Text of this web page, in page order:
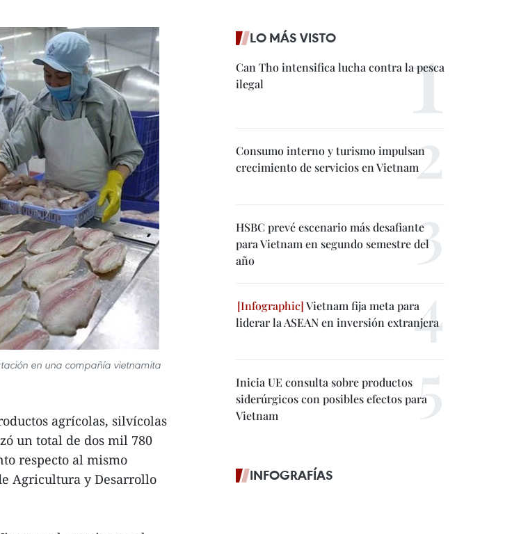
en una compañía vietnamita
agrícolas, silvícolas
un total de dos mil 780
respecto al mismo
Agricultura y Desarrollo
LO MÁS VISTO
Can Tho intensifica lucha contra la pesca
ilegal
Consumo interno y turismo impulsan
crecimiento de servicios en Vietnam
HSBC prevé escenario más desafiante
para Vietnam en segundo semestre del
año
Vietnam fija meta para
liderar la ASEAN en inversión extranjera
Inicia UE consulta sobre productos
siderúrgicos con posibles efectos para
Vietnam
INFOGRAFÍAS